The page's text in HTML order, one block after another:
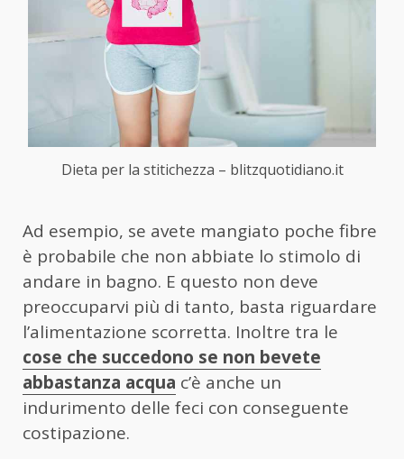
Dieta per la stitichezza – blitzquotidiano.it
Ad esempio, se avete mangiato poche fibre
è probabile che non abbiate lo stimolo di
andare in bagno. E questo non deve
preoccuparvi più di tanto, basta riguardare
l’alimentazione scorretta. Inoltre tra le
cose che succedono se non bevete
abbastanza acqua c’è anche un
indurimento delle feci con conseguente
costipazione.